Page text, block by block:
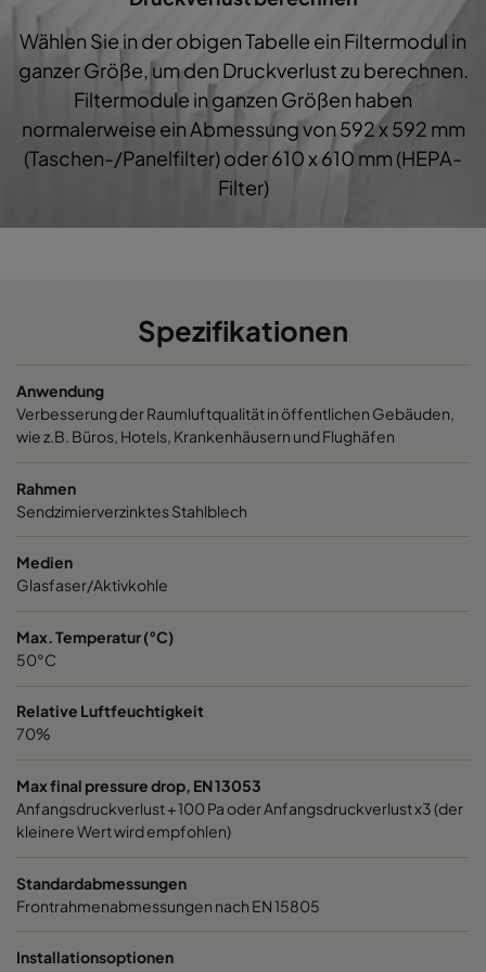
Wählen Sie in der obigen Tabelle ein Filtermodul in
ganzer Größe, um den Druckverlust zu berechnen.
Filtermodule in ganzen Größen haben
normalerweise ein Abmessung von 592 x 592 mm
(Taschen-/Panelfilter) oder 610 x 610 mm (HEPA-
Filter)
Spezifikationen
Anwendung
Verbesserung der Raumluftqualität in öffentlichen Gebäuden,
wie z.B. Büros, Hotels, Krankenhäusern und Flughäfen
Rahmen
Sendzimierverzinktes Stahlblech
Medien
Glasfaser/Aktivkohle
Max. Temperatur (°C)
50°C
Relative Luftfeuchtigkeit
70%
Max final pressure drop, EN 13053
Anfangsdruckverlust + 100 Pa oder Anfangsdruckverlust x3 (der
kleinere Wert wird empfohlen)
Standardabmessungen
Frontrahmenabmessungen nach EN 15805
Installationsoptionen